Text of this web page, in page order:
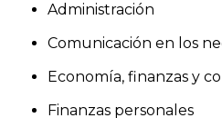
Administración
Comunicación en los
Economía, finanzas y
Finanzas personales